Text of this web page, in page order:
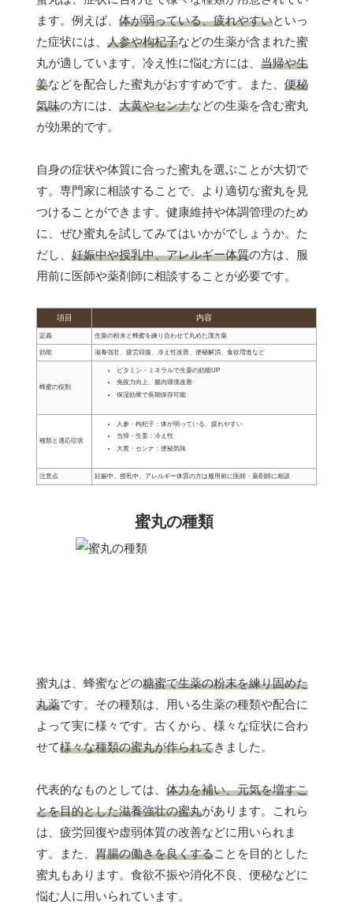
ます。例えば、 体が弱っている、疲れやすいといっ
た症状には、 人参や枸杞子などの生薬が含まれた蜜
丸が適しています。冷え性に悩む方には、 当帰や生
姜などを配合した蜜丸がおすすめです。また、 便秘
気味の方には、 大黄やセンナなどの生薬を含む蜜丸
が効果的です。
自身の症状や体質に合った蜜丸を選ぶことが大切で
す。専門家に相談することで、より適切な蜜丸を見
つけることができます。健康維持や体調管理のため
に、ぜひ蜜丸を試してみてはいかがでしょうか。た
だし、 妊娠中や授乳中、アレルギー体質の方は、服
用前に医師や薬剤師に相談することが必要です。
項目 内容
定義 生薬の粉末と蜂蜜を練り合わせて丸めた漢方薬
効能 滋養強壮、疲労回復、冷え性改善、便秘解消、食欲増進など
蜂蜜の役割
ビタミン・ミネラルで生薬の効能UP
免疫力向上、腸内環境改善
保湿効果で長期保存可能
種類と適応症状
人参・枸杞子：体が弱っている、疲れやすい
当帰・生姜：冷え性
大黄・センナ：便秘気味
注意点 妊娠中、授乳中、アレルギー体質の方は服用前に医師・薬剤師に相談
蜜丸の種類
蜜丸は、蜂蜜などの糖蜜で生薬の粉末を練り固めた
丸薬です。その種類は、用いる生薬の種類や配合に
よって実に様々です。古くから、様々な症状に合わ
せて様々な種類の蜜丸が作られてきました。
代表的なものとしては、 体力を補い、元気を増すこ
とを目的とした滋養強壮の蜜丸があります。これら
は、疲労回復や虚弱体質の改善などに用いられま
す。また、 胃腸の働きを良くすることを目的とした
蜜丸もあります。食欲不振や消化不良、便秘などに
悩む人に用いられています。